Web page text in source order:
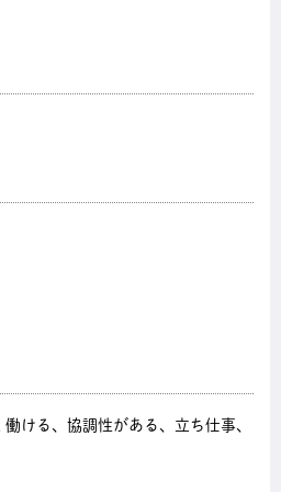
ける、協調性がある、立ち仕事、